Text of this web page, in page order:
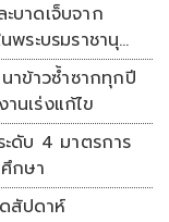
บาดเจ็บจาก
พระบรมราชานุ
าข้าวซ้ำซากทุกปี
นเร่งแก้ไข
ะดับ 4 มาตรการ
กษา
สัปดาห์